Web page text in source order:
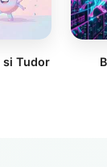
si Tudor